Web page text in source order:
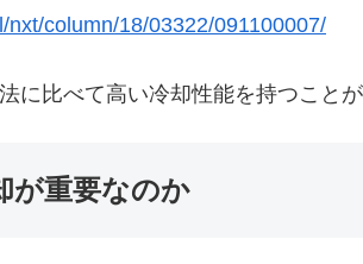
nxt/column/18/03322/091100007/
比べて高い冷却性能を持つことが
が重要なのか